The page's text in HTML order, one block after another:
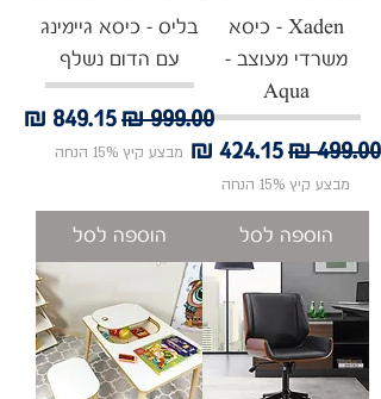
‏‏Xaden - כיסא
משרדי מעוצב -
Aqua
מחיר רגילמחיר מבצע
מבצע קיץ 15% הנחה
הוספה לסל
בליס - כיסא גיימינג
עם הדום נשלף
מחיר רגילמחיר
מבצע קיץ 15% הנחה
הוספה לסל